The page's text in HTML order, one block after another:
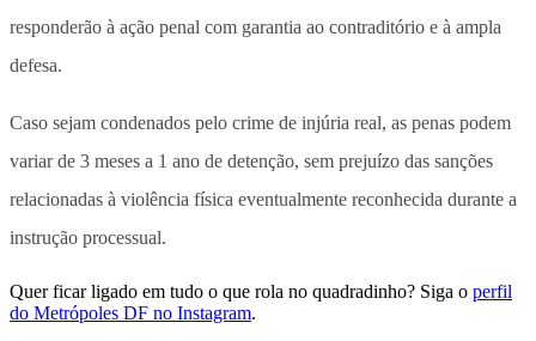
responderão à ação penal com garantia ao contraditório e à ampla
defesa.
Caso sejam condenados pelo crime de injúria real, as penas podem
variar de 3 meses a 1 ano de detenção, sem prejuízo das sanções
relacionadas à violência física eventualmente reconhecida durante a
instrução processual.
Quer ficar ligado em tudo o que rola no quadradinho? Siga o perfil
do Metrópoles DF no Instagram.